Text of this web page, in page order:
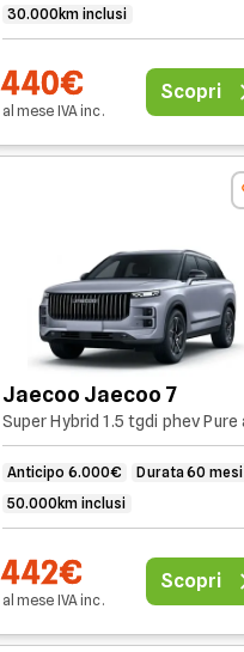
30.000km inclusi
440€
al mese IVAinc.
Scopri
Jaecoo Jaecoo 7
Anticipo 6.000€
Durata 60 mesi
50.000km inclusi
442€
al mese IVAinc.
Scopri